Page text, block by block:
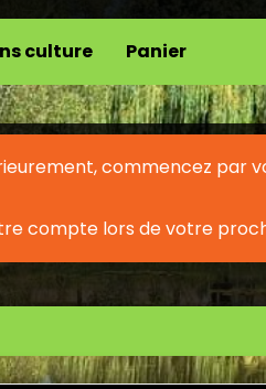
culture Panier
commencez par
compte lors de votre